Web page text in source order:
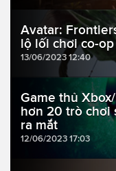
Avatar:
lộ lối chơi co-
13/06/2023 12:40
Game thủ
hơn 20 trò chơi
ra mắt
12/06/2023 17:03